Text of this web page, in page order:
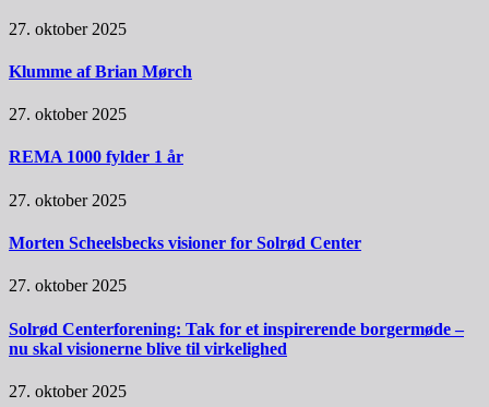
27. oktober 2025
Klumme af Brian Mørch
27. oktober 2025
REMA 1000 fylder 1 år
27. oktober 2025
Morten Scheelsbecks visioner for Solrød Center
27. oktober 2025
Solrød Centerforening: Tak for et inspirerende borgermøde –
nu skal visionerne blive til virkelighed
27. oktober 2025